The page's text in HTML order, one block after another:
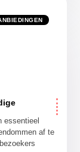
essentieel
af te